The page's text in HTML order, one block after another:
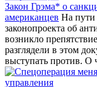
Закон Грэма* о
американцев На
законопроекта об
возникло
разглядели в этом
выступать против.